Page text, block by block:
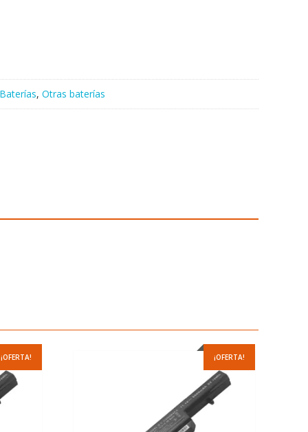
Baterías, Otras baterías
¡OFERTA! ¡OFERTA!